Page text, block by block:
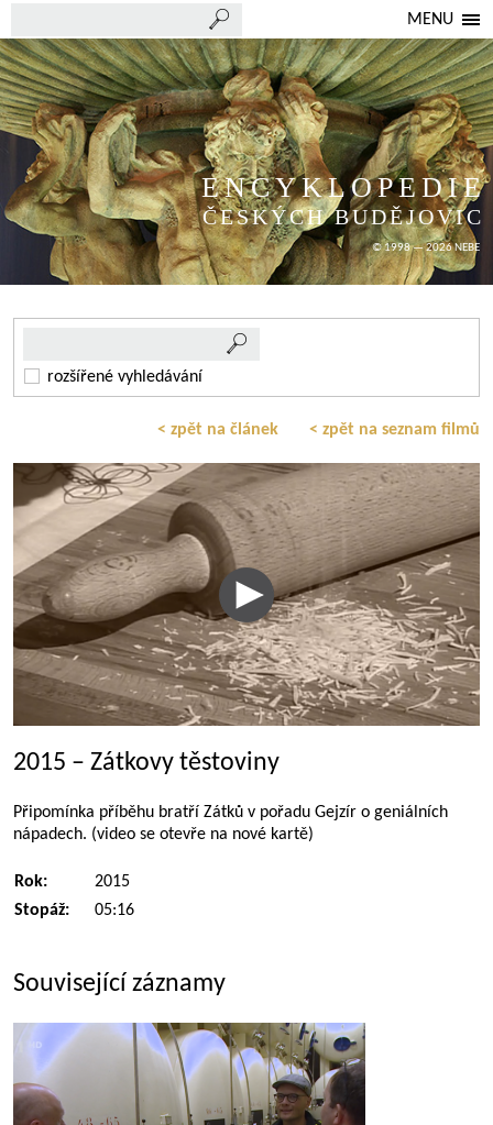
MENU
ENCYKLOPEDIE
ČESKÝCH BUDĚJOVIC
© 1998 — 2026 NEBE
rozšířené vyhledávání
< zpět na článek < zpět na seznam filmů
2015 – Zátkovy těstoviny
Připomínka příběhu bratří Zátků v pořadu Gejzír o geniálních
nápadech. (video se otevře na nové kartě)
Rok:
2015
Stopáž:
05:16
Související záznamy